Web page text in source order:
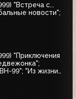
"Встреча с...
новости";
"Приключения
99"; "Из жизни